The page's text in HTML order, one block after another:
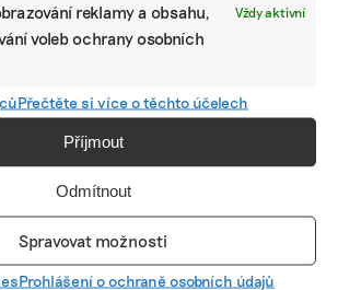
reklamy a obsahu,
voleb ochrany osobních
Vždy aktivní
Přečtěte si více o těchto účelech
Příjmout
Odmítnout
Spravovat možnosti
Prohlášení o ochraně osobních údajů
>